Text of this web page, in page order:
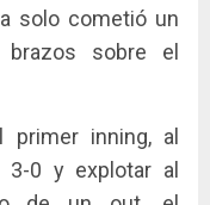
solo cometió un
sobre el
inning, al
3-0 y explotar al